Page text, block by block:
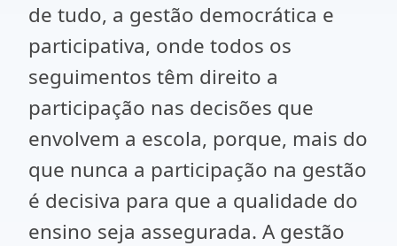
de tudo, a gestão democrática e
participativa, onde todos os
seguimentos têm direito a
participação nas decisões que
envolvem a escola, porque, mais do
que nunca a participação na gestão
é decisiva para que a qualidade do
ensino seja assegurada. A gestão